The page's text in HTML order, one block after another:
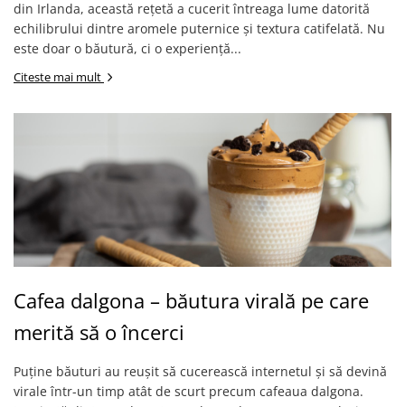
din Irlanda, această rețetă a cucerit întreaga lume datorită
echilibrului dintre aromele puternice și textura catifelată. Nu
este doar o băutură, ci o experiență...
Citeste mai mult
Cafea dalgona – băutura virală pe care
merită să o încerci
Puține băuturi au reușit să cucerească internetul și să devină
virale într-un timp atât de scurt precum cafeaua dalgona.